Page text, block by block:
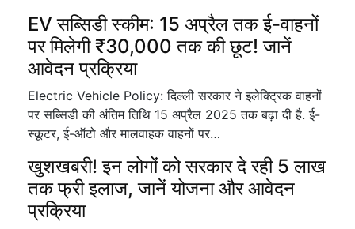
EV सब्सिडी स्कीम: 15 अप्रैल तक ई-वाहनों
पर मिलेगी ₹30,000 तक की छूट! जानें
आवेदन प्रक्रिया
Electric Vehicle Policy: दिल्ली सरकार ने इलेक्ट्रिक वाहनों
पर सब्सिडी की अंतिम तिथि 15 अप्रैल 2025 तक बढ़ा दी है. ई-
स्कूटर, ई-ऑटो और मालवाहक वाहनों पर…
खुशखबरी! इन लोगों को सरकार दे रही 5 लाख
तक फ्री इलाज, जानें योजना और आवेदन
प्रक्रिया